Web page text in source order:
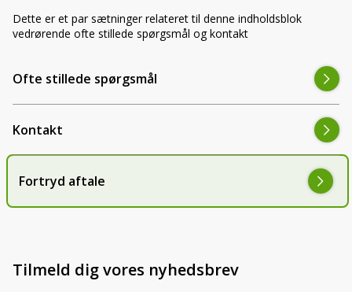
Dette er et par sætninger relateret til denne indholdsblok
vedrørende ofte stillede spørgsmål og kontakt
Ofte stillede spørgsmål
Kontakt
Fortryd aftale
Tilmeld dig vores nyhedsbrev